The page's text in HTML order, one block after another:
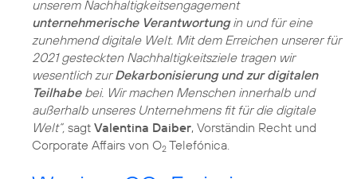
unserem Nachhaltigkeitsengagement
unternehmerische Verantwortungin und für eine
zunehmend digitale Welt. Mit dem Erreichen unserer für
2021 gesteckten Nachhaltigkeitsziele tragen wir
wesentlich zurDekarbonisierung und zur digitalen
Teilhabebei. Wir machen Menschen innerhalb und
außerhalb unseres Unternehmens fit für die digitale
Welt“, sagt Valentina Daiber, Vorständin Recht und
Corporate Affairs von O2 Telefónica.